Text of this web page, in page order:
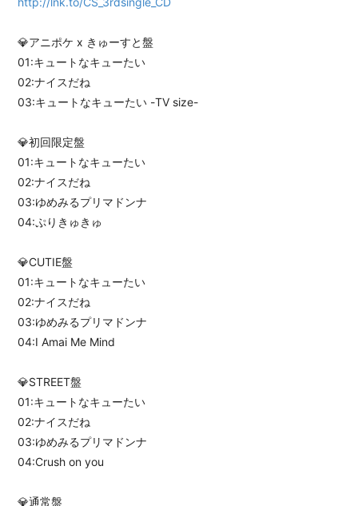
💎アニポケ x きゅーすと盤
01:キュートなキューたい
02:ナイスだね
03:キュートなキューたい -TV size-
💎初回限定盤
01:キュートなキューたい
02:ナイスだね
03:ゆめみるプリマドンナ
04:ぷりきゅきゅ
💎CUTIE盤
01:キュートなキューたい
02:ナイスだね
03:ゆめみるプリマドンナ
04:I Amai Me Mind
💎STREET盤
01:キュートなキューたい
02:ナイスだね
03:ゆめみるプリマドンナ
04:Crush on you
💎通常盤